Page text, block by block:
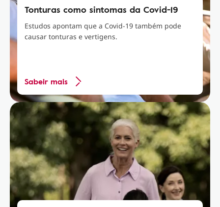
Tonturas como sintomas da Covid-19
Estudos apontam que a Covid-19 também pode
causar tonturas e vertigens.
Sabeir mais